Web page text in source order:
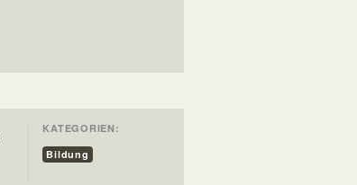
KATEGORIEN:
Bildung